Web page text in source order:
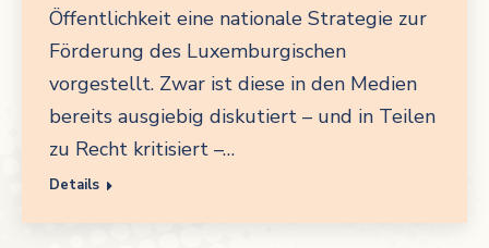
Öffentlichkeit eine nationale Strategie zur
Förderung des Luxemburgischen
vorgestellt. Zwar ist diese in den Medien
bereits ausgiebig diskutiert – und in Teilen
zu Recht kritisiert –…
Details